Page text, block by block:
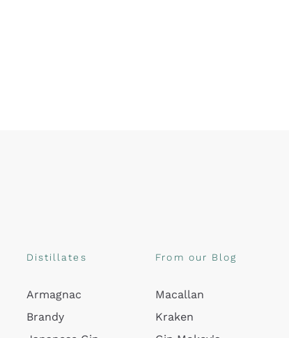
Distillates
Armagnac
Brandy
From our Blog
Macallan
Kraken